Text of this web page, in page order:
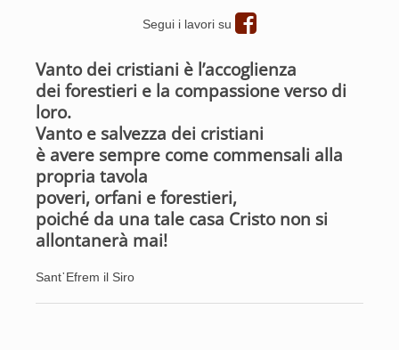
Segui i lavori su
Vanto dei cristiani è l’accoglienza
dei forestieri e la compassione verso di
loro.
Vanto e salvezza dei cristiani
è avere sempre come commensali alla
propria tavola
poveri, orfani e forestieri,
poiché da una tale casa Cristo non si
allontanerà mai!
Sant᾽Efrem il Siro